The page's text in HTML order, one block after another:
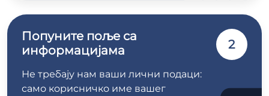
Попуните поље са
информацијама
Не требају нам ваши лични подаци:
само корисничко име вашег
2